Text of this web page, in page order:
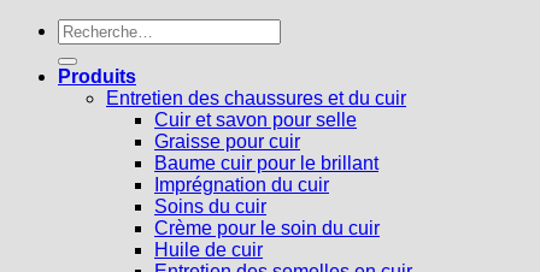
Recherche
pour :
Produits
Entretien des chaussures et du cuir
Cuir et savon pour selle
Graisse pour cuir
Baume cuir pour le brillant
Imprégnation du cuir
Soins du cuir
Crème pour le soin du cuir
Huile de cuir